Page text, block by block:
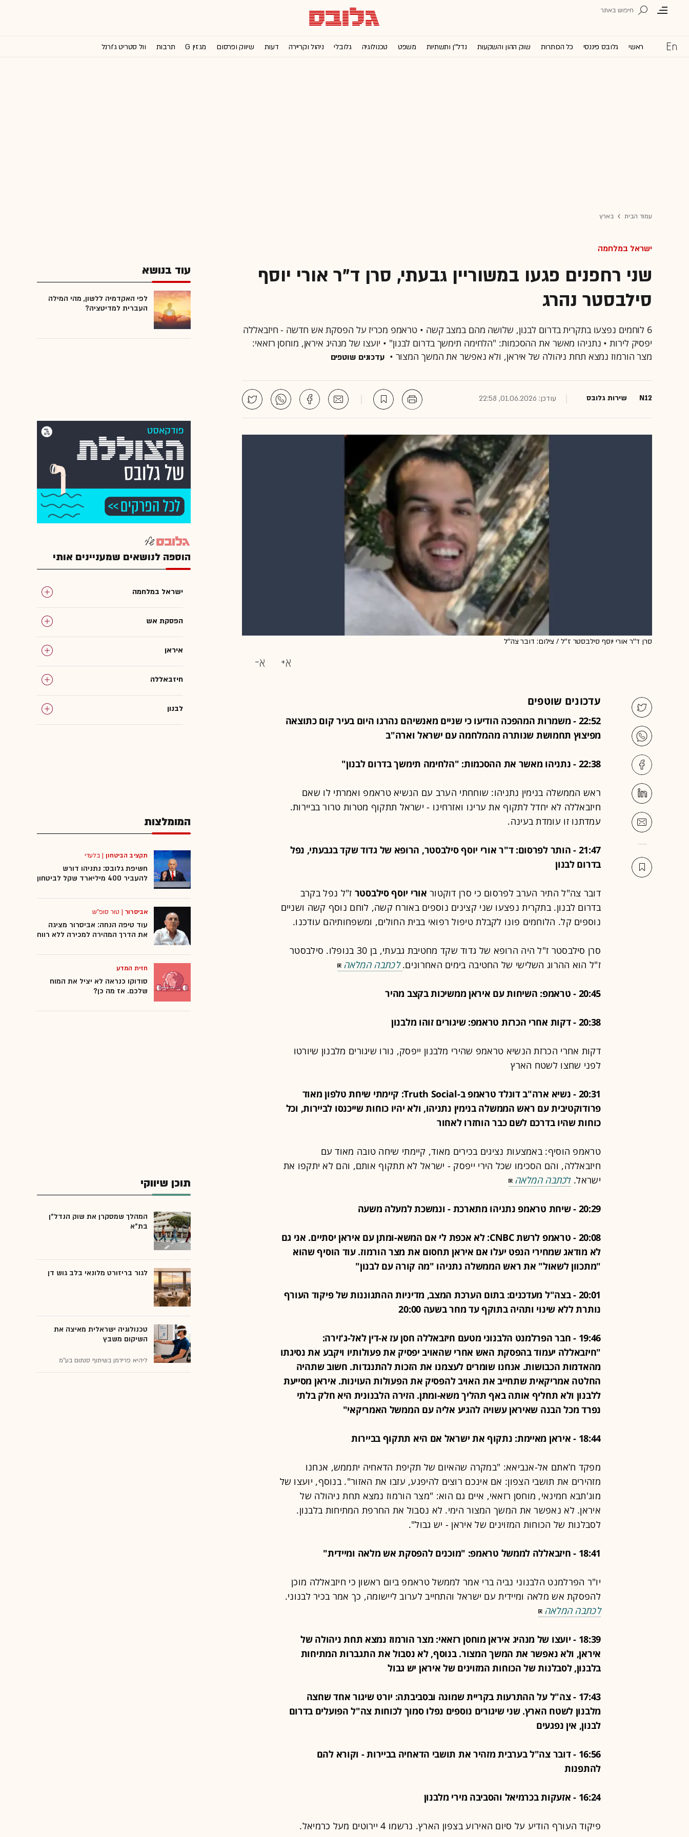
ראשי גלובס פיננסי כל הכותרות שוק ההון והשקעות נדל''ן ותשתיות משפט טכנולוגיה גלובלי ניהול וקריירה דעות שיווק ופרסום מגזין G תרבות וול סטריט ג'ורנל
עמוד הבית בארץ
ישראל במלחמה
שני רחפנים פגעו במשוריין גבעתי, סרן ד"ר אורי יוסף
סילבסטר נהרג
6 לוחמים נפצעו בתקרית בדרום לבנון, שלושה מהם במצב קשה • טראמפ מכריז על הפסקת אש חדשה - חיזבאללה
יפסיק לירות • נתניהו מאשר את ההסכמות: "הלחימה תימשך בדרום לבנון" • יועצו של מנהיג איראן, מוחסן רזאאי:
מצר הורמוז נמצא תחת ניהולה של איראן, ולא נאפשר את המשך המצור • עדכונים שוטפים
N12 שירות גלובס עודכן: 01.06.2026, 22:58
סרן ד''ר אורי יוסף סילבסטר ז''ל / צילום: דובר צה''ל
עדכונים שוטפים
22:52 - משמרות המהפכה הודיעו כי שניים מאנשיהם נהרגו היום בעיר קום כתוצאה
מפיצוץ תחמושת שנותרה מהמלחמה עם ישראל וארה"ב
22:38 - נתניהו מאשר את ההסכמות: "הלחימה תימשך בדרום לבנון"
ראש הממשלה בנימין נתניהו: שוחחתי הערב עם הנשיא טראמפ ואמרתי לו שאם
חיזבאללה לא יחדל לתקוף את ערינו ואזרחינו - ישראל תתקוף מטרות טרור בביירות.
עמדתנו זו עומדת בעינה.
21:47 - הותר לפרסום: ד"ר אורי יוסף סילבסטר, הרופא של גדוד שקד בגבעתי, נפל
בדרום לבנון
דובר צה"ל התיר הערב לפרסום כי סרן דוקטור אורי יוסף סילבסטר ז"ל נפל בקרב
בדרום לבנון. בתקרית נפצעו שני קצינים נוספים באורח קשה, לוחם נוסף קשה ושניים
נוספים קל. הלוחמים פונו לקבלת טיפול רפואי בבית החולים, ומשפחותיהם עודכנו.
סרן סילבסטר ז"ל היה הרופא של גדוד שקד מחטיבת גבעתי, בן 30 בנופלו. סילבסטר
ז"ל הוא ההרוג השלישי של החטיבה בימים האחרונים.לכתבה המלאה
20:45 - טראמפ: השיחות עם איראן ממשיכות בקצב מהיר
20:38 - דקות אחרי הכרזת טראמפ: שיגורים זוהו מלבנון
דקות אחרי הכרזת הנשיא טראמפ שהירי מלבנון ייפסק, נורו שיגורים מלבנון שיורטו
לפני שחצו לשטח הארץ
20:31 - נשיא ארה"ב דונלד טראמפ ב-Truth Social: קיימתי שיחת טלפון מאוד
פרודוקטיבית עם ראש הממשלה בנימין נתניהו, ולא יהיו כוחות שייכנסו לביירות, וכל
כוחות שהיו בדרכם לשם כבר הוחזרו לאחור
טראמפ הוסיף: באמצעות נציגים בכירים מאוד, קיימתי שיחה טובה מאוד עם
חיזבאללה, והם הסכימו שכל הירי ייפסק - ישראל לא תתקוף אותם, והם לא יתקפו את
ישראל. לכתבה המלאה
20:29 - שיחת טראמפ נתניהו מתארכת - ונמשכת למעלה משעה
20:08 - טראמפ לרשת CNBC: לא אכפת לי אם המשא-ומתן עם איראן יסתיים. אני גם
לא מודאג שמחירי הנפט יעלו אם איראן תחסום את מצר הורמוז. עוד הוסיף שהוא
"מתכוון לשאול" את ראש הממשלה נתניהו "מה קורה עם לבנון"
20:01 - בצה"ל מעדכנים: בתום הערכת המצב, מדיניות ההתגוננות של פיקוד העורף
נותרת ללא שינוי ותהיה בתוקף עד מחר בשעה 20:00
19:46 - חבר הפרלמנט הלבנוני מטעם חיזבאללה חסן עז א-דין לאל-ג'זירה:
"חיזבאללה יעמוד בהפסקת האש אחרי שהאויב יפסיק את פעולותיו ויקבע את נסיגתו
מהאדמות הכבושות. אנחנו שומרים לעצמנו את הזכות להתנגדות. חשוב שתהיה
החלטה אמריקאית שתחייב את האויב להפסיק את הפעולות העוינות. איראן מסייעת
ללבנון ולא תחליף אותה באף תהליך משא-ומתן. הזירה הלבנונית היא חלק בלתי
נפרד מכל הבנה שאיראן עשויה להגיע אליה עם הממשל האמריקאי"
18:44 - איראן מאיימת: נתקוף את ישראל אם היא תתקוף בביירות
מפקד ח’אתם אל-אנביאא: "במקרה שהאיום של תקיפת הדאחיה יתממש, אנחנו
מזהירים את תושבי הצפון: אם אינכם רוצים להיפגע, עזבו את האזור". בנוסף, יועצו של
מוג'תבא חמינאי, מוחסן רזאאי, איים גם הוא: "מצר הורמוז נמצא תחת ניהולה של
איראן. לא נאפשר את המשך המצור הימי. לא נסבול את החרפת המתיחות בלבנון.
לסבלנות של הכוחות המזוינים של איראן - יש גבול".
18:41 - חיזבאללה לממשל טראמפ: "מוכנים להפסקת אש מלאה ומיידית"
יו"ר הפרלמנט הלבנוני נביה ברי אמר לממשל טראמפ ביום ראשון כי חיזבאללה מוכן
להפסקת אש מלאה ומיידית עם ישראל והתחייב לערוב ליישומה, כך אמר בכיר לבנוני.
לכתבה המלאה
18:39 - יועצו של מנהיג איראן מוחסן רזאאי: מצר הורמוז נמצא תחת ניהולה של
איראן, ולא נאפשר את המשך המצור. בנוסף, לא נסבול את התגברות המתיחות
בלבנון, לסבלנות של הכוחות המזוינים של איראן יש גבול
17:43 - צה"ל על ההתרעות בקריית שמונה ובסביבתה: יורט שיגור אחד שחצה
מלבנון לשטח הארץ. שני שיגורים נוספים נפלו סמוך לכוחות צה"ל הפועלים בדרום
לבנון, אין נפגעים
16:56 - דובר צה"ל בערבית מזהיר את תושבי הדאחיה בביירות - וקורא להם
להתפנות
16:24 - אזעקות בכרמיאל והסביבה מירי מלבנון
פיקוד העורף הודיע על סיום האירוע בצפון הארץ. נרשמו 4 יירוטים מעל כרמיאל.
עוד בנושא
לפי האקדמיה ללשון, מהי המילה
העברית למדיטציה?
הוספה לנושאים שמעניינים אותי
ישראל במלחמה
הפסקת אש
איראן
חיזבאללה
לבנון
מצר הורמוז
משמרות המהפכה
מוג'תבא חמינאי
כטב"מים
טילים
כווית
המומלצות
תקציב הביטחון |בלעדי
חשיפת גלובס: נתניהו דורש
להעביר 400 מיליארד שקל לביטחון
אביסרור| טור סופ"ש
עוד טיפה הנחה: אביסרור מציגה
את הדרך המהירה למכירה ללא רווח
חזית המדע
סודוקו כנראה לא יציל את המוח
שלכם. אז מה כן?
תוכן שיווקי
המהלך שמסקרן את שוק הנדל"ן
בת"א
לגור בריזורט מלונאי בלב גוש דן
טכנולוגיה ישראלית מאיצה את
השיקום משבץ
ליהיא פרידמן בשיתוף סנתום בע"מ